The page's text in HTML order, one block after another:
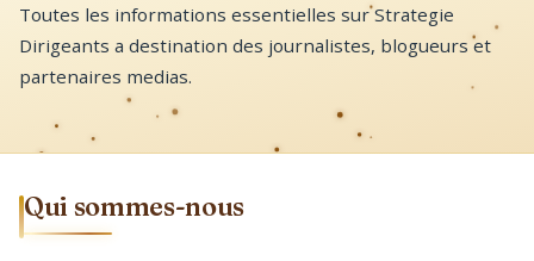
Toutes les informations essentielles sur Strategie
Dirigeants a destination des journalistes, blogueurs et
partenaires medias.
Qui sommes-nous